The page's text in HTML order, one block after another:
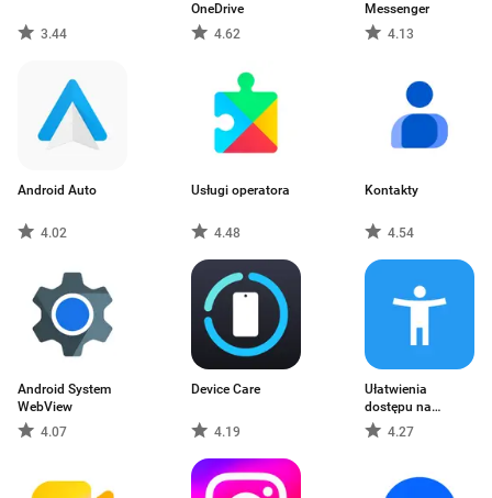
3.44
OneDrive
4.62
Messenger
4.13
Android Auto
4.02
Usługi operatora
4.48
Kontakty
4.54
Android System
WebView
4.07
Device Care
4.19
Ułatwienia
dostępu na
Androida
4.27